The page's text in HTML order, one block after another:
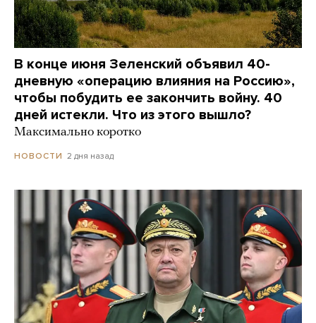
В конце июня Зеленский объявил 40-
дневную «операцию влияния на Россию»,
чтобы побудить ее закончить войну. 40
дней истекли. Что из этого вышло?
Максимально коротко
НОВОСТИ 2 дня назад